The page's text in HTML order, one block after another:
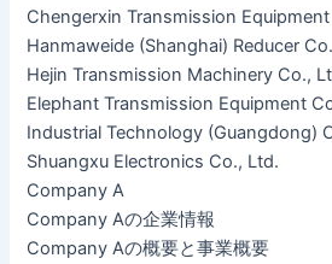
Chengerxin Transmission Equipment
Hanmaweide (Shanghai) Reducer
Hejin Transmission Machinery Co.,
Elephant Transmission Equipment
Industrial Technology (Guangdong)
Shuangxu Electronics Co., Ltd.
Company A
Company Aの企業情報
Company Aの概要と事業概要